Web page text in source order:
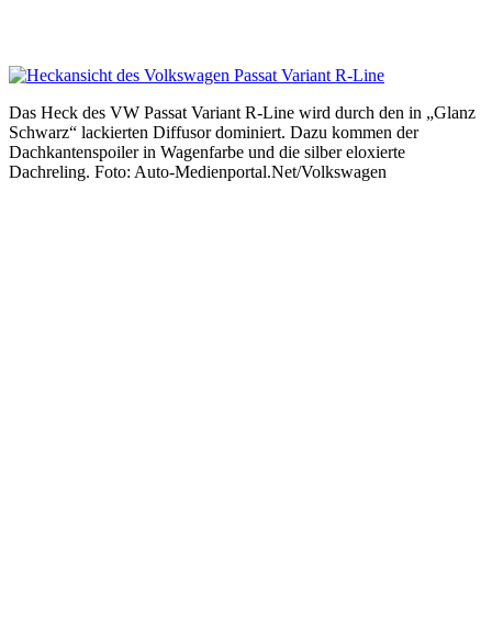
Das Heck des VW Passat Variant R-Line wird durch den in „Glanz
Schwarz“ lackierten Diffusor dominiert. Dazu kommen der
Dachkantenspoiler in Wagenfarbe und die silber eloxierte
Dachreling. Foto: Auto-Medienportal.Net/Volkswagen